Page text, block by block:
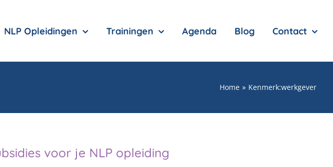
NLP Opleidingen Trainingen Agenda Blog Contact
Home Kenmerk:werkgever
voor je NLP opleiding